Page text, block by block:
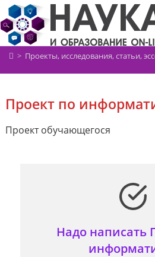
Перейти
к
содержимому
> Проекты, исследования, статьи,
Проект по
Проект обучающегося
Надо написать